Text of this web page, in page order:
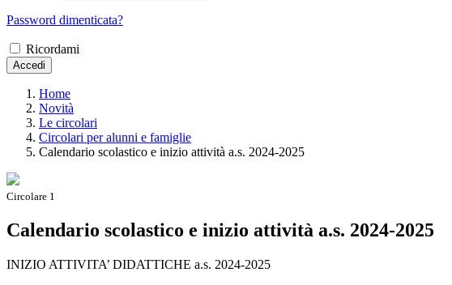
Password dimenticata?
Ricordami
Accedi
Home
Novità
Le circolari
Circolari per alunni e famiglie
Calendario scolastico e inizio attività a.s. 2024-2025
Circolare 1
Calendario scolastico e inizio attività a.s. 2024-2025
INIZIO ATTIVITA’ DIDATTICHE a.s. 2024-2025